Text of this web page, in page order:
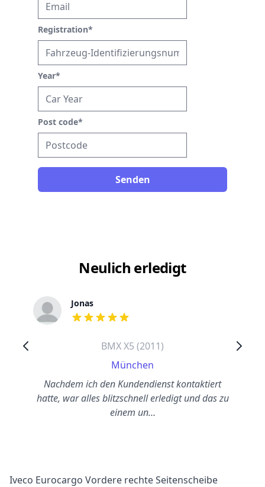
Registration*
Year*
Post code*
Senden
Neulich erledigt
Jonas
out of 5 stars
BMX X5 (2011)
München
Nachdem ich den Kundendienst kontaktiert
hatte, war alles blitzschnell erledigt und das zu
einem un…
Iveco Eurocargo Vordere rechte Seitenscheibe